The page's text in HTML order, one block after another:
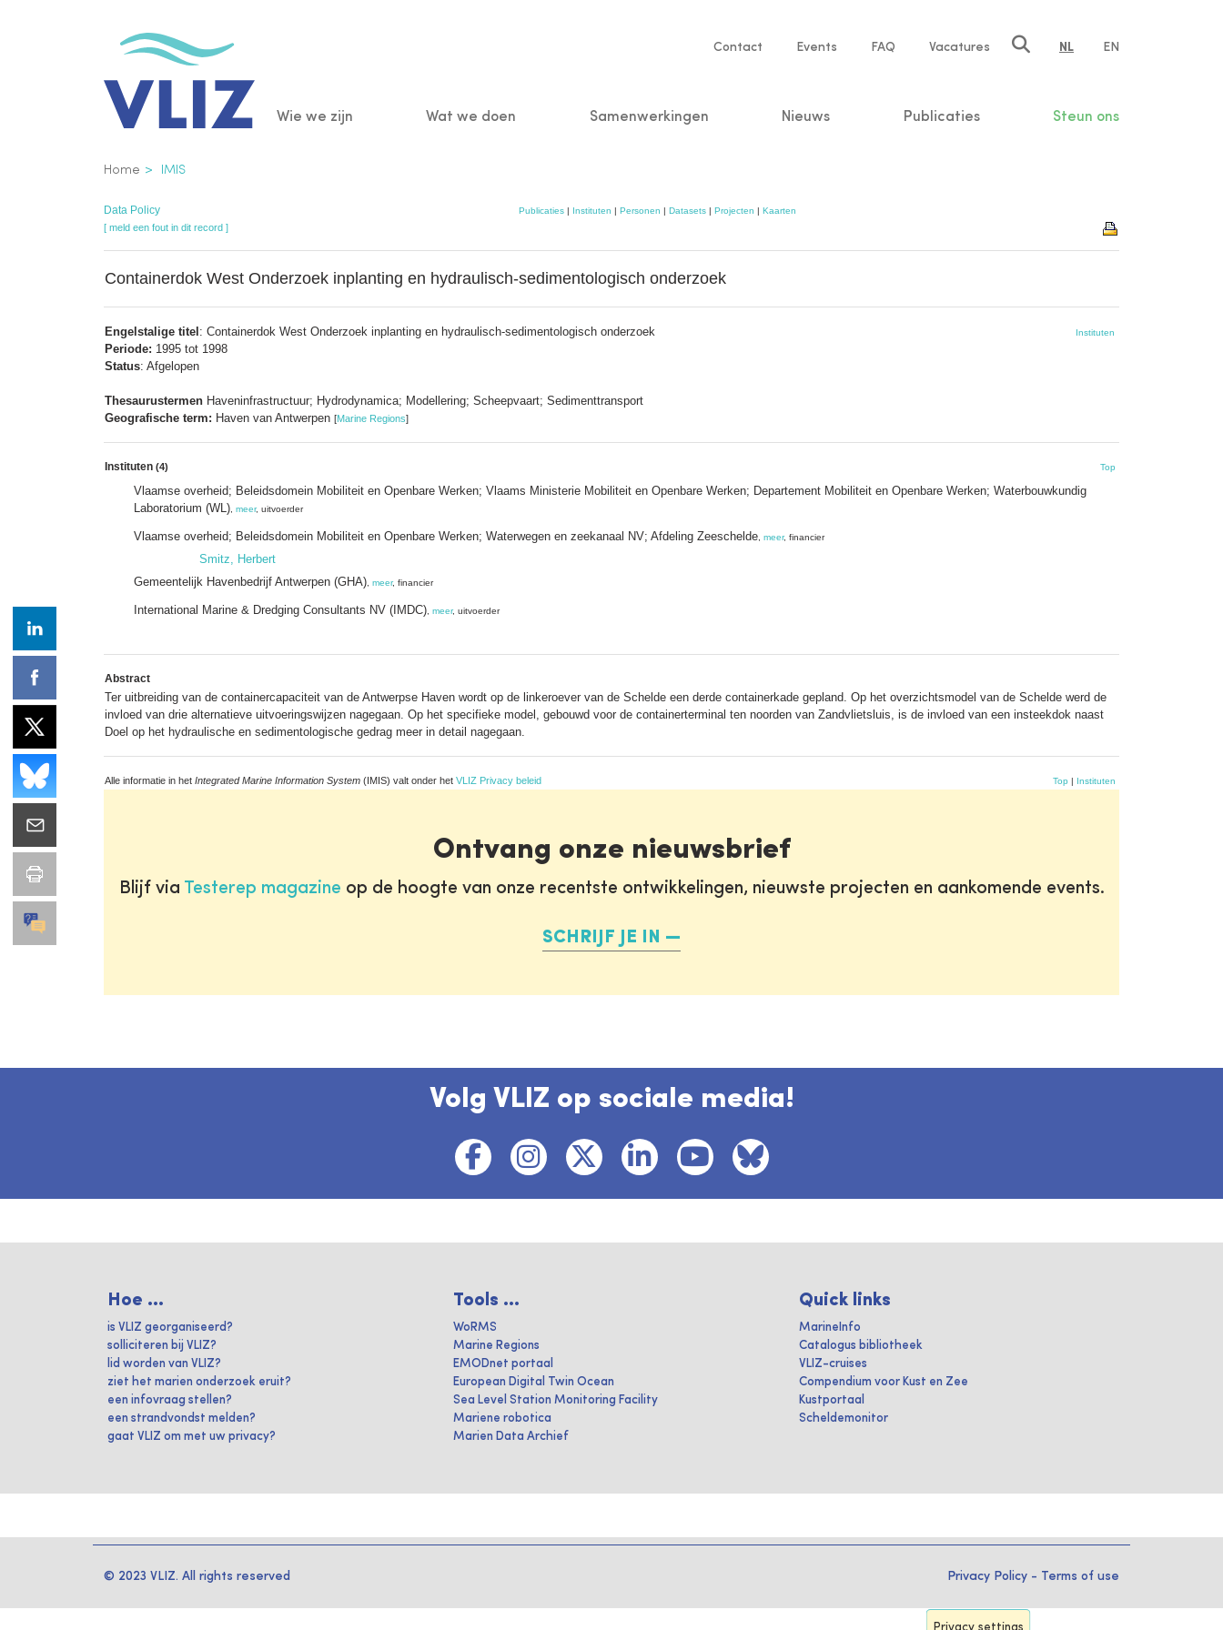
Service
Contact Events FAQ Vacatures NL EN
Main
Wie we zijn Wat we doen Samenwerkingen Nieuws Publicaties Steun ons
Kruimelpad
Home IMIS
Data Policy Publicaties| Instituten | Personen | Datasets| Projecten | Kaarten
[ meld een fout in dit record ]
Containerdok West Onderzoek inplanting en hydraulisch-sedimentologisch onderzoek
Engelstalige titel : Containerdok West Onderzoek inplanting en hydraulisch-sedimentologisch onderzoek
Periode: 1995 tot 1998
Status: Afgelopen
Thesaurustermen Haveninfrastructuur; Hydrodynamica; Modellering; Scheepvaart; Sedimenttransport
Geografische term: Haven van Antwerpen [Marine Regions]
Instituten
Instituten (4) Top
Vlaamse overheid; Beleidsdomein Mobiliteit en Openbare Werken; Vlaams Ministerie Mobiliteit en Openbare Werken; Departement Mobiliteit en Openbare Werken; Waterbouwkundig
Laboratorium (WL) meer, uitvoerder
Vlaamse overheid; Beleidsdomein Mobiliteit en Openbare Werken; Waterwegen en zeekanaal NV; Afdeling Zeeschelde meer, financier
Smitz, Herbert
Gemeentelijk Havenbedrijf Antwerpen (GHA) meer, financier
International Marine & Dredging Consultants NV (IMDC) meer, uitvoerder
Abstract
Ter uitbreiding van de containercapaciteit van de Antwerpse Haven wordt op de linkeroever van de Schelde een derde containerkade gepland. Op het overzichtsmodel van de Schelde werd de
invloed van drie alternatieve uitvoeringswijzen nagegaan. Op het specifieke model, gebouwd voor de containerterminal ten noorden van Zandvlietsluis, is de invloed van een insteekdok naast
Doel op het hydraulische en sedimentologische gedrag meer in detail nagegaan.
Alle informatie in het Integrated Marine Information System (IMIS) valt onder het VLIZ Privacy beleid Top | Instituten
Ontvang onze nieuwsbrief
Blijf via Testerep magazine op de hoogte van onze recentste ontwikkelingen, nieuwste projecten en aankomende events.
SCHRIJF JE IN
Volg VLIZ op sociale media!
Hoe ...
is VLIZ georganiseerd?
solliciteren bij VLIZ?
lid worden van VLIZ?
ziet het marien onderzoek eruit?
een infovraag stellen?
een strandvondst melden?
gaat VLIZ om met uw privacy?
Tools ...
WoRMS
Marine Regions
EMODnet portaal
European Digital Twin Ocean
Sea Level Station Monitoring Facility
Mariene robotica
Marien Data Archief
Quick links
MarineInfo
Catalogus bibliotheek
VLIZ-cruises
Compendium voor Kust en Zee
Kustportaal
Scheldemonitor
© 2023 VLIZ. All rights reserved Privacy Policy - Terms of use